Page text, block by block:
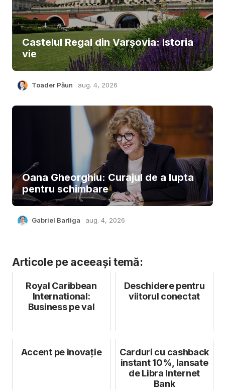
Castelul Regal din Varșovia: Istoria
vie
Toader Păun aug. 4, 2026
Oana Gheorghiu: Curajul de a lupta
pentru schimbare
Gabriel Barliga aug. 4, 2026
Articole pe aceeași temă:
Royal Caribbean
International:
Business pe val
Deschidere pentru
viitorul conectat
Accent pe inovație
Carduri cu cashback
instant 10%, lansate
de Libra Internet
Bank